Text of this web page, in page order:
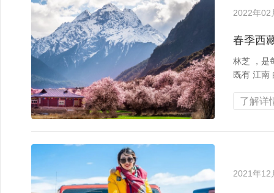
2022年02
春季西
林芝 ，是
既有 江南
了解详
2021年12